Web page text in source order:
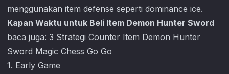
menggunakan item defense seperti dominance ice.
Kapan Waktu untuk Beli Item Demon Hunter Sword
baca juga: 3 Strategi Counter Item Demon Hunter
Sword Magic Chess Go Go
1. Early Game